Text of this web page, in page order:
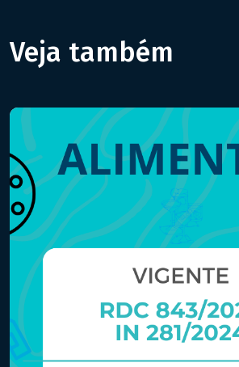
Veja também